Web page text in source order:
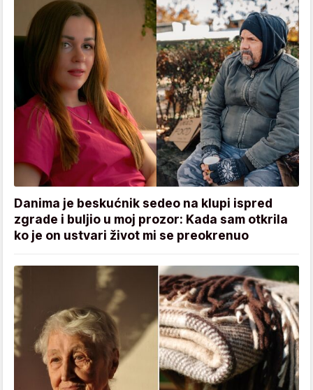
Danima je beskućnik sedeo na klupi ispred
zgrade i buljio u moj prozor: Kada sam otkrila
ko je on ustvari život mi se preokrenuo